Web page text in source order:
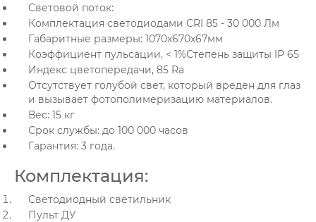
Световой поток:
Комплектация светодиодами CRI 85 - 30 000 Лм
Габаритные размеры: 1070х670х67мм
Коэффициент пульсации, < 1%Степень защиты IP 65
Индекс цветопередачи, 85 Ra
Отсутствует голубой свет, который вреден для глаз
и вызывает фотополимеризацию материалов.
Вес: 15 кг
Срок службы: до 100 000 часов
Гарантия: 3 года.
Комплектация:
Светодиодный светильник
Пульт ДУ